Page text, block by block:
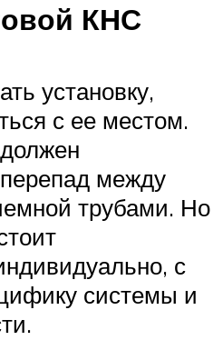
КНС
установку,
с ее местом.
между
трубами. Но
с
системы и